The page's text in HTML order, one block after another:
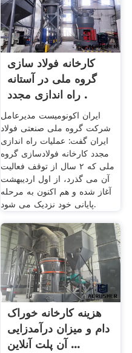
کارخانه فولاد سازی
گروه ملی در آستانه
راه اندازی مجدد .
ایران اکونومیست مدیرعامل
شرکت گروه ملی صنعتی فولاد
ایران گفت: عملیات راه اندازی
مجدد کارخانه فولادسازی گروه
ملی که ۲ سال از توقف فعالیت
آن می گذرد، از اول اردیبهشت
آغاز شده و هم اکنون به مرحله
پایانی خود نزدیک می شود.
هزینه کارخانه خوراک
دام و میزان درآمدزایی
آن پلت آنلاین ...